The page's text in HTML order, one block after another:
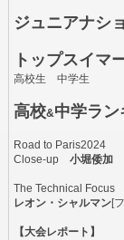
ジュニアナシ
トップスイマ
高校生 中学生
高校&中学ラン
Road to Paris2024
Close-up 小堀倭加
The Technical Focus
レオン・シャルマン[
【大会レポート】